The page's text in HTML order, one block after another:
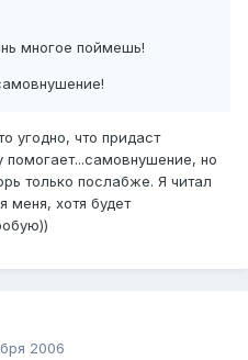
многое поймешь!
угодно, что придаст
помогает...самовнушение, но
только послабже. Я читал
меня, хотя будет
2006